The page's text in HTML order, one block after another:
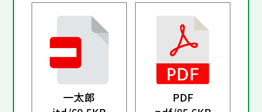
一太郎
PDF